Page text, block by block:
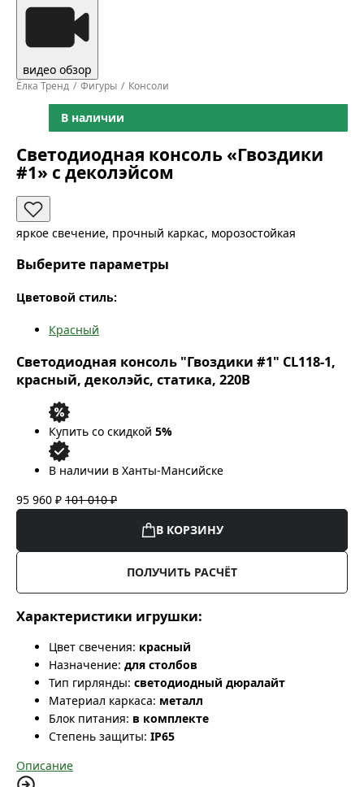
видео обзор
Ёлка Тренд Фигуры Консоли
В наличии
Светодиодная консоль «Гвоздики
#1» с деколэйсом
яркое свечение, прочный каркас, морозостойкая
Выберите параметры
Цветовой стиль:
Красный
Светодиодная консоль "Гвоздики #1" CL118-1,
красный, деколэйс, статика, 220В
Купить со скидкой 5%
В наличии в Ханты-Мансийске
95 960 ₽ 101 010 ₽
В КОРЗИНУ
ПОЛУЧИТЬ РАСЧЁТ
Характеристики игрушки:
Цвет свечения: красный
Назначение: для столбов
Тип гирлянды: светодиодный дюралайт
Материал каркаса: металл
Блок питания: в комплекте
Степень защиты: IP65
Описание